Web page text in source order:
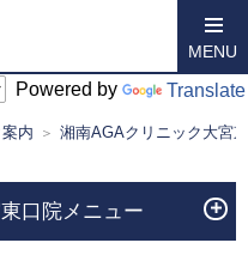
Powered by Translate
MENU
内 湘南AGAクリニック大宮
口院メニュー